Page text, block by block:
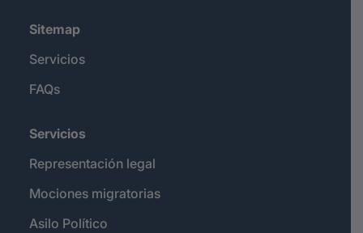
Sitemap
Servicios
FAQs
Servicios
Representación legal
Mociones migratorias
Asilo Político